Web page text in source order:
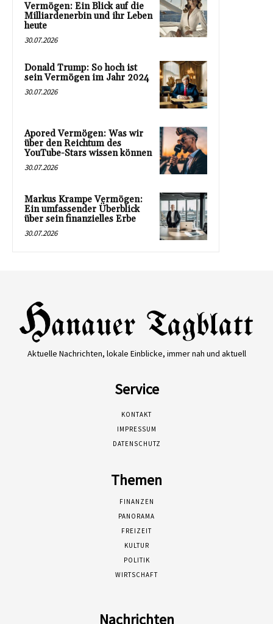
Vermögen: Ein Blick auf die
Milliardenerbin und ihr Leben
heute
30.07.2026
Donald Trump: So hoch ist
sein Vermögen im Jahr 2024
30.07.2026
Apored Vermögen: Was wir
über den Reichtum des
YouTube-Stars wissen können
30.07.2026
Markus Krampe Vermögen:
Ein umfassender Überblick
über sein finanzielles Erbe
30.07.2026
Aktuelle Nachrichten, lokale Einblicke, immer nah und aktuell
Service
KONTAKT
IMPRESSUM
DATENSCHUTZ
Themen
FINANZEN
PANORAMA
FREIZEIT
KULTUR
POLITIK
WIRTSCHAFT
Nachrichten